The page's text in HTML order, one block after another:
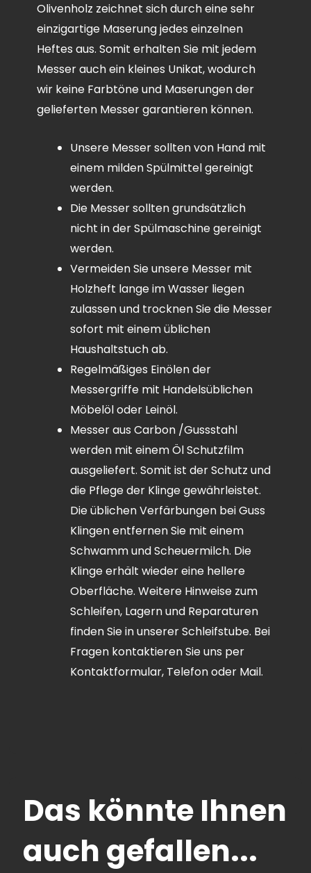
Olivenholz zeichnet sich durch eine sehr
einzigartige Maserung jedes einzelnen
Heftes aus. Somit erhalten Sie mit jedem
Messer auch ein kleines Unikat, wodurch
wir keine Farbtöne und Maserungen der
gelieferten Messer garantieren können.
Unsere Messer sollten von Hand mit
einem milden Spülmittel gereinigt
werden.
Die Messer sollten grundsätzlich
nicht in der Spülmaschine gereinigt
werden.
Vermeiden Sie unsere Messer mit
Holzheft lange im Wasser liegen
zulassen und trocknen Sie die Messer
sofort mit einem üblichen
Haushaltstuch ab.
Regelmäßiges Einölen der
Messergriffe mit Handelsüblichen
Möbelöl oder Leinöl.
Messer aus Carbon /Gussstahl
werden mit einem Öl Schutzfilm
ausgeliefert. Somit ist der Schutz und
die Pflege der Klinge gewährleistet.
Die üblichen Verfärbungen bei Guss
Klingen entfernen Sie mit einem
Schwamm und Scheuermilch. Die
Klinge erhält wieder eine hellere
Oberfläche. Weitere Hinweise zum
Schleifen, Lagern und Reparaturen
finden Sie in unserer Schleifstube. Bei
Fragen kontaktieren Sie uns per
Kontaktformular, Telefon oder Mail.
Das könnte Ihnen
auch gefallen...